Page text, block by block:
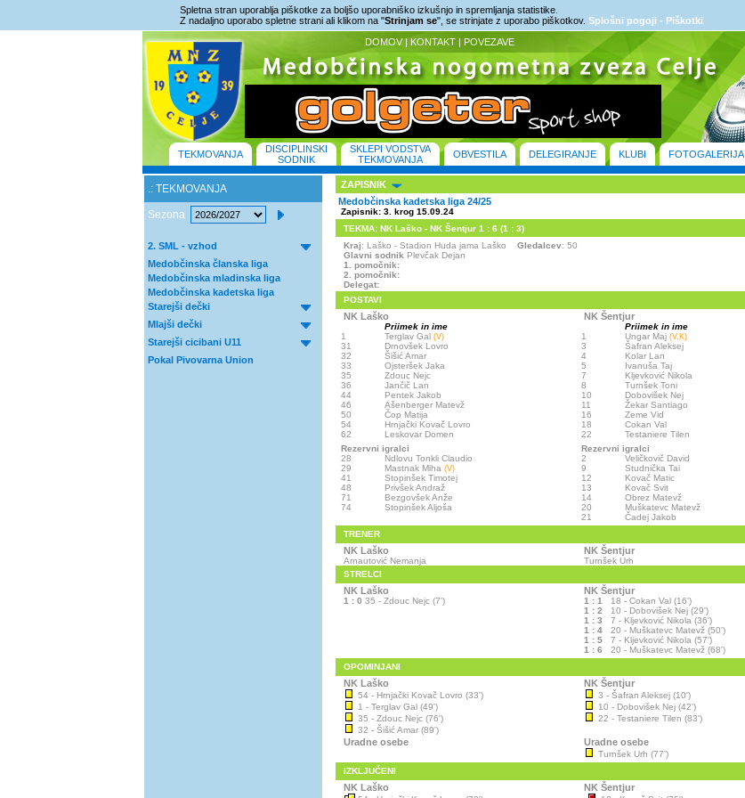
Spletna stran uporablja piškotke za boljšo uporabniško izkušnjo in spremljanja statistike.
Z nadaljno uporabo spletne strani ali klikom na "Strinjam se", se strinjate z uporabo piškotkov. Splošni pogoji - Piškotki
DOMOV | KONTAKT | POVEZAVE
TEKMOVANJA
DISCIPLINSKI
SODNIK
SKLEPI VODSTVA
TEKMOVANJA
OBVESTILA DELEGIRANJE KLUBI FOTOGALERIJA
.: TEKMOVANJA
Sezona
2. SML - vzhod
Medobčinska članska liga
Medobčinska mladinska liga
Medobčinska kadetska liga
Starejši dečki
Mlajši dečki
Starejši cicibani U11
Pokal Pivovarna Union
ZAPISNIK
Medobčinska kadetska liga 24/25
Zapisnik: 3. krog 15.09.24
TEKMA: NK Laško - NK Šentjur 1 : 6 (1 : 3)
Kraj: Laško - Stadion Huda jama Laško Gledalcev: 50
Glavni sodnik Plevčak Dejan
1. pomočnik:
2. pomočnik:
Delegat:
POSTAVI
NK Laško
Priimek in ime
1
Terglav Gal (V)
31
Drnovšek Lovro
32
Šišić Amar
33
Ojsteršek Jaka
35
Zdouc Nejc
36
Jančič Lan
44
Pentek Jakob
46
Ašenberger Matevž
50
Čop Matija
54
Hrnjački Kovač Lovro
62
Leskovar Domen
NK Šentjur
Priimek in ime
1
Ungar Maj (V,K)
3
Šafran Aleksej
4
Kolar Lan
5
Ivanuša Taj
7
Kljevković Nikola
8
Turnšek Toni
10
Dobovišek Nej
11
Žekar Santiago
16
Zeme Vid
18
Cokan Val
22
Testaniere Tilen
Rezervni igralci
28
Ndlovu Tonkli Claudio
29
Mastnak Miha (V)
41
Stopinšek Timotej
48
Privšek Andraž
71
Bezgovšek Anže
74
Stopinšek Aljoša
Rezervni igralci
2
Veličkovič David
9
Studnička Tai
12
Kovač Matic
13
Kovač Svit
14
Obrez Matevž
20
Muškatevc Matevž
21
Čadej Jakob
TRENER
NK Laško
Arnautović Nemanja
NK Šentjur
Turnšek Urh
STRELCI
NK Laško
1 : 0 35 - Zdouc Nejc (7')
NK Šentjur
1 : 1
18 - Cokan Val (16')
1 : 2
10 - Dobovišek Nej (29')
1 : 3
7 - Kljevković Nikola (36')
1 : 4
20 - Muškatevc Matevž (50')
1 : 5
7 - Kljevković Nikola (57')
1 : 6
20 - Muškatevc Matevž (68')
OPOMINJANI
NK Laško
54 - Hrnjački Kovač Lovro (33')
1 - Terglav Gal (49')
35 - Zdouc Nejc (76')
32 - Šišić Amar (89')
NK Šentjur
3 - Šafran Aleksej (10')
10 - Dobovišek Nej (42')
22 - Testaniere Tilen (83')
Uradne osebe Uradne osebe
Turnšek Urh (77')
IZKLJUČENI
NK Laško NK Šentjur